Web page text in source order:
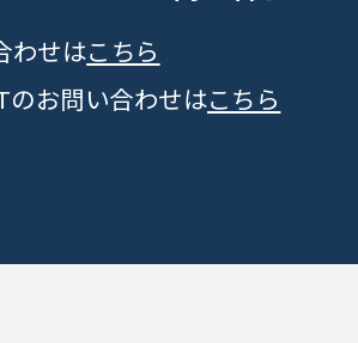
わせはこちら
のお問い合わせはこちら